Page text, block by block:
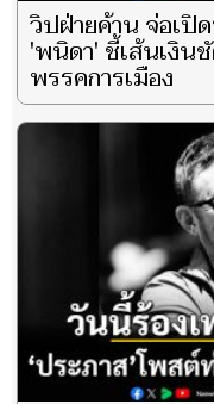
วิปฝ่ายค้าน จ่อเปิ
'พนิดา' ชี้เส้นเงิน
พรรคการเมือง